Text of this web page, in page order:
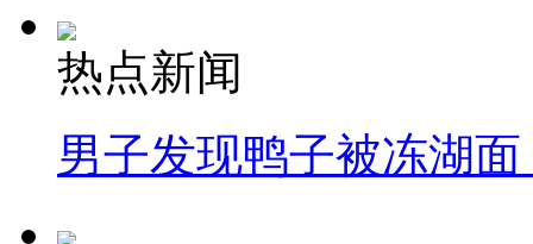
热点新闻
男子发现鸭子被冻湖